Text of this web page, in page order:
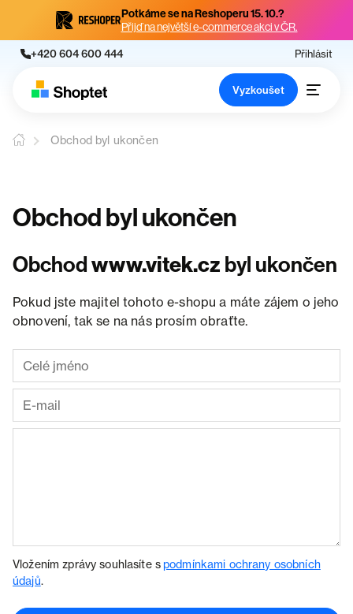
Potkáme se na Reshoperu 15. 10.?
Přijď na největší e-commerce akci v ČR.
+420 604 600 444 Přihlásit
Vyzkoušet
Obchod byl ukončen
Obchod byl ukončen
Obchodwww.vitek.cz byl ukončen
Pokud jste majitel tohoto e-shopu a máte zájem o jeho
obnovení, tak se na nás prosím obraťte.
Vložením zprávy souhlasíte spodmínkami ochrany osobních
údajů.